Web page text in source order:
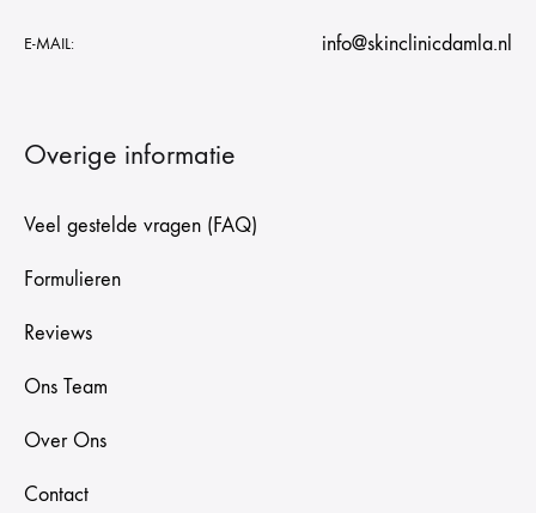
E-MAIL: info@skinclinicdamla.nl
Overige informatie
Veel gestelde vragen (FAQ)
Formulieren
Reviews
Ons Team
Over Ons
Contact